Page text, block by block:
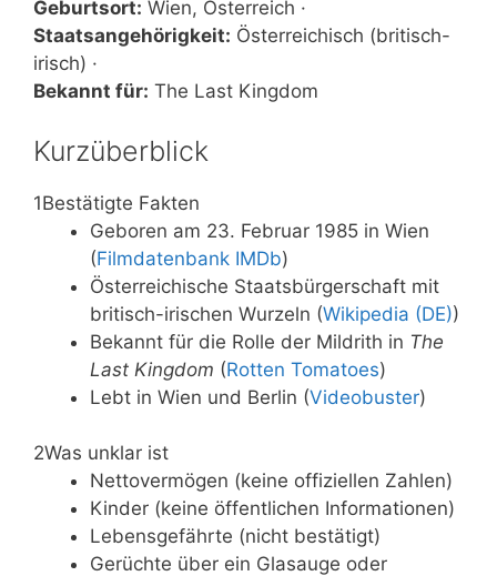
Geburtsort: Wien, Österreich ·
Staatsangehörigkeit: Österreichisch (britisch-
irisch) ·
Bekannt für: The Last Kingdom
Kurzüberblick
1Bestätigte Fakten
Geboren am 23. Februar 1985 in Wien
(Filmdatenbank IMDb)
Österreichische Staatsbürgerschaft mit
britisch-irischen Wurzeln (Wikipedia (DE))
Bekannt für die Rolle der Mildrith in The
Last Kingdom (Rotten Tomatoes)
Lebt in Wien und Berlin (Videobuster)
2Was unklar ist
Nettovermögen (keine offiziellen Zahlen)
Kinder (keine öffentlichen Informationen)
Lebensgefährte (nicht bestätigt)
Gerüchte über ein Glasauge oder